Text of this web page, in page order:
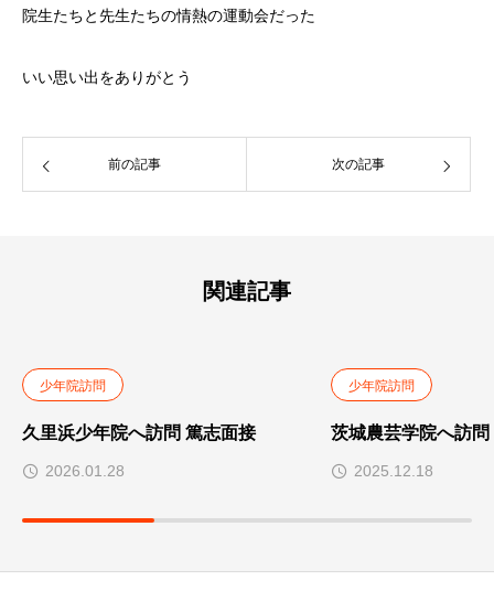
院生たちと先生たちの情熱の運動会だった
いい思い出をありがとう
前の記事 次の記事
関連記事
少年院訪問
久里浜少年院へ訪問 篤志面接
2026.01.28
少年院訪問
茨城農芸学院へ訪問
2025.12.18